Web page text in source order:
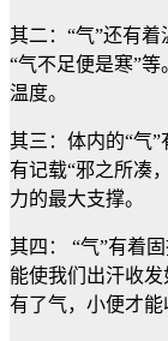
其二：“气”还有
“气不足便是寒”
温度。
其三：体内的“气
有记载“邪之所凑
力的最大支撑。
其四： “气”有着
能使我们出汗收
有了气，小便才能